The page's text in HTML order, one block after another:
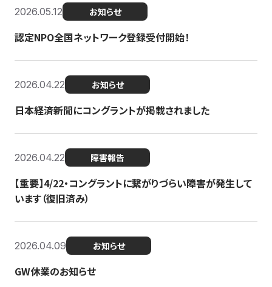
2026.05.12 お知らせ
認定NPO全国ネットワーク登録受付開始！
2026.04.22 お知らせ
日本経済新聞にコングラントが掲載されました
2026.04.22 障害報告
【重要】4/22・コングラントに繋がりづらい障害が発生して
います（復旧済み）
2026.04.09 お知らせ
GW休業のお知らせ